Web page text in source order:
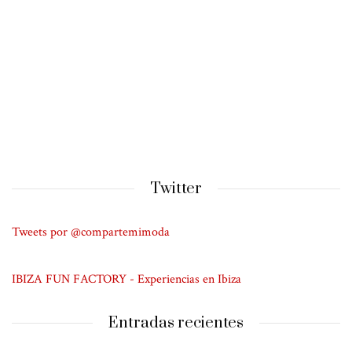
Twitter
Tweets por @compartemimoda
IBIZA FUN FACTORY - Experiencias en Ibiza
Entradas recientes